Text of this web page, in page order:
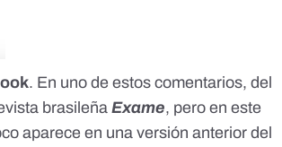
. En uno de estos comentarios, del
brasileñaExame, pero en este
aparece en una versión anterior del